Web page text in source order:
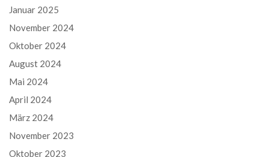
Januar 2025
November 2024
Oktober 2024
August 2024
Mai 2024
April 2024
März 2024
November 2023
Oktober 2023